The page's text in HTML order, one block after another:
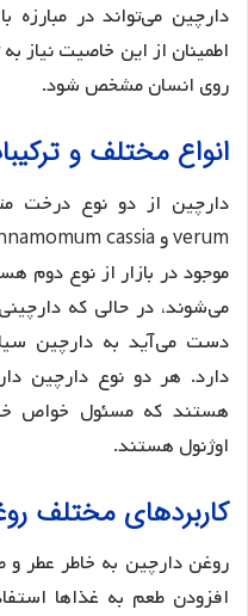
دارچین می‌تواند در مبارزه
اطمینان از این خاصیت نیاز
روی انسان مشخص شود.
انواع مختلف و
موجود در بازار از نوع دوم
دست می‌آید به دارچین
دارد. هر دو نوع دارچین
هستند که مسئول خواص
اوژنول هستند.
کاربردهای مختلف
روغن دارچین به خاطر عطر و
افزودن طعم به غذاها